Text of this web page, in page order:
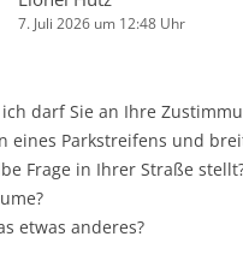
7. Juli 2026 um 12:48 Uhr
darf Sie an Ihre
eines Parkstreifens und
Frage in Ihrer Straße
etwas anderes?